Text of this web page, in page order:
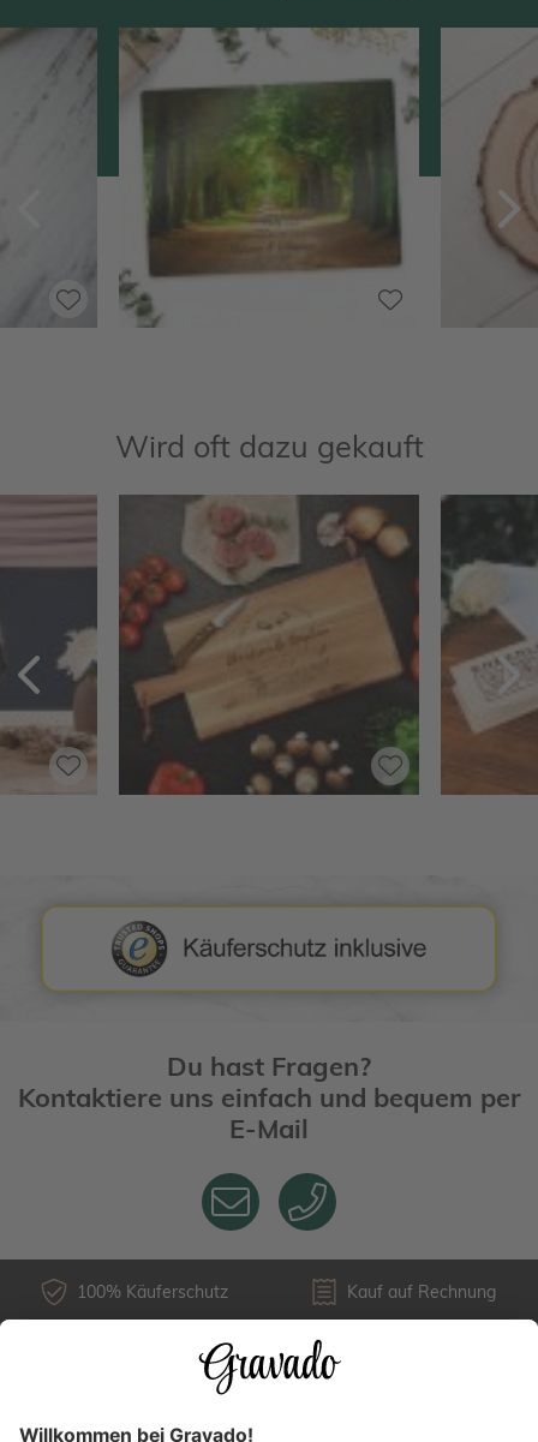
Wird oft dazu gekauft
Zurück
Du hast Fragen?
Kontaktiere uns einfach und bequem per
E-Mail
100% Käuferschutz Kauf auf Rechnung
Versandarten